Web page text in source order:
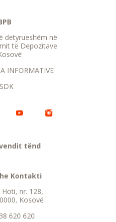
detyrueshëm në
të Depozitave
INFORMATIVE
tënd
Kontakti
Hoti, nr. 128,
Kosovë
620 620